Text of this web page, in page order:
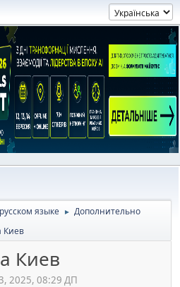
языке ► Дополнительно
Киев
Киев
2025, 08:29 ДП